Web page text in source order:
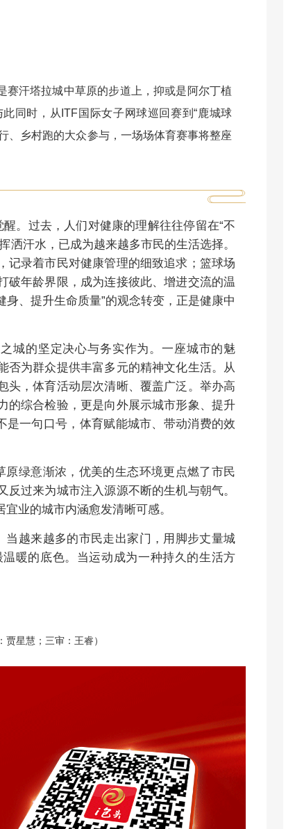
汗塔拉城中草原的步道上，抑或是阿尔丁植
同时，从ITF国际女子网球巡回赛到“鹿城球
、乡村跑的大众参与，一场场体育赛事将整座
。过去，人们对健康的理解往往停留在“不
洒汗水，已成为越来越多市民的生活选择。
记录着市民对健康管理的细致追求；篮球场
破年龄界限，成为连接彼此、增进交流的温
身、提升生命质量”的观念转变，正是健康中
城的坚定决心与务实作为。一座城市的魅
否为群众提供丰富多元的精神文化生活。从
头，体育活动层次清晰、覆盖广泛。举办高
的综合检验，更是向外展示城市形象、提升
是一句口号，体育赋能城市、带动消费的效
绿意渐浓，优美的生态环境更点燃了市民
过来为城市注入源源不断的生机与朝气。
业的城市内涵愈发清晰可感。
越来越多的市民走出家门，用脚步丈量城
暖的底色。当运动成为一种持久的生活方
星慧；三审：王睿）